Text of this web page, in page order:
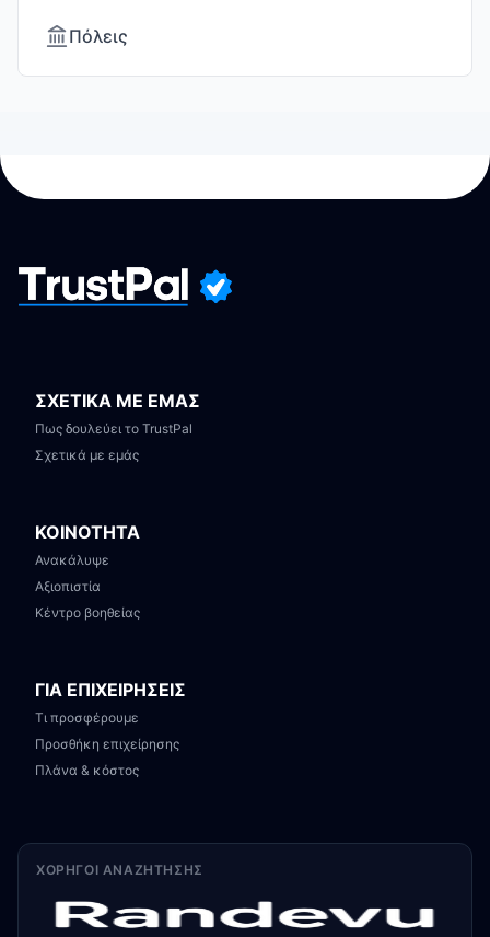
Πόλεις
ΣΧΕΤΙΚΑ ΜΕ ΕΜΑΣ
Πως δουλεύει το TrustPal
Σχετικά με εμάς
ΚΟΙΝΟΤΗΤΑ
Ανακάλυψε
Αξιοπιστία
Κέντρο βοηθείας
ΓΙΑ ΕΠΙΧΕΙΡΗΣΕΙΣ
Τι προσφέρουμε
Προσθήκη επιχείρησης
Πλάνα & κόστος
ΧΟΡΗΓΟΊ ΑΝΑΖΉΤΗΣΗΣ